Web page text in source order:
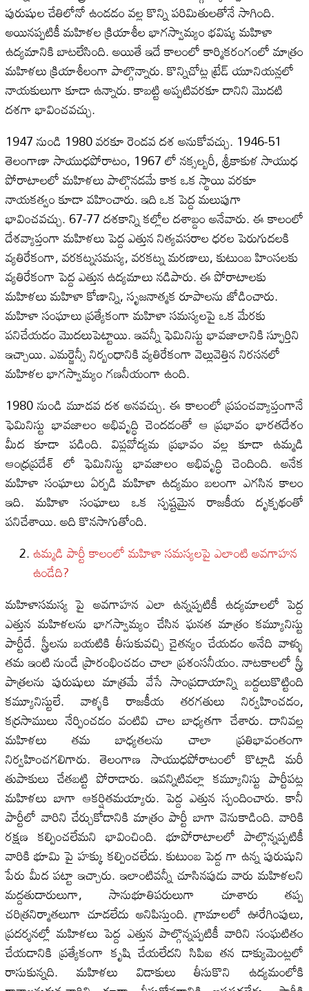
పురుషుల చేతిలోనో ఉండడం వల్ల కొన్ని పరిమితులతోనే సాగింది.
అయినప్పటికీ మహిళల క్రియాశీల భాగస్వామ్యం భవిష్య మహిళా
ఉద్యమానికి బాటలేసింది. అయితే ఇదే కాలంలో కార్మికరంగంలో మాత్రం
మహిళలు క్రియాశీలంగా పాల్గొన్నారు. కొన్నిచోట్ల ట్రేడ్ యూనియన్లలో
నాయకులుగా కూడా ఉన్నారు. కాబట్టి అప్పటివరకూ దానిని మొదటి
దశగా భావించవచ్చు.
1947 నుండి 1980 వరకూ రెండవ దశ అనుకోవచ్చు. 1946-51
తెలంగాణా సాయుధపోరాటం, 1967 లో నక్సల్బరీ, శ్రీకాకుళ సాయుధ
పోరాటాలలో మహిళలు పాల్గొనడమే కాక ఒక స్థాయి వరకూ
నాయకత్వం కూడా వహించారు. ఇది ఒక పెద్ద మలుపుగా
భావించవచ్చు. 67-77 దశకాన్ని కల్లోల దశాబ్దం అనేవారు. ఈ కాలంలో
దేశవ్యాప్తంగా మహిళలు పెద్ద ఎత్తున నిత్యవసరాల ధరల పెరుగుదలకి
వ్యతిరేకంగా, వరకట్నసమస్య, వరకట్న మరణాలు, కుటుంబ హింసలకు
వ్యతిరేకంగా పెద్ద ఎత్తున ఉద్యమాలు నడిపారు. ఈ పోరాటాలకు
మహిళలు మహిళా కోణాన్ని, సృజనాత్మక రూపాలను జోడించారు.
మహిళా సంఘాలు ప్రత్యేకంగా మహిళా సమస్యలపై ఒక మేరకు
పనిచేయడం మొదలుపెట్టాయి. ఇవన్నీ ఫెమినిస్టు భావజాలానికి స్ఫూర్తిని
ఇచ్చాయి. ఎమర్జెన్సీ నిర్బంధానికి వ్యతిరేకంగా వెల్లువెత్తిన నిరసనలో
మహిళల భాగస్వామ్యం గణనీయంగా ఉంది.
1980 నుండి మూడవ దశ అనవచ్చు. ఈ కాలంలో ప్రపంచవ్యాప్తంగానే
ఫెమినిస్టు భావజాలం అభివృద్ధి చెందడంతో ఆ ప్రభావం భారతదేశం
మీద కూడా పడింది. విప్లవోద్యమ ప్రభావం వల్ల కూడా ఉమ్మడి
ఆంధ్రప్రదేశ్ లో ఫెమినిస్టు భావజాలం అభివృద్ధి చెందింది. అనేక
మహిళా సంఘాలు ఏర్పడి మహిళా ఉద్యమం బలంగా ఎగసిన కాలం
ఇది. మహిళా సంఘాలు ఒక స్పష్టమైన రాజకీయ దృక్పథంతో
పనిచేశాయి. అది కొనసాగుతోంది.
ఉమ్మడి పార్టీ కాలంలో మహిళా సమస్యలపై ఎలాంటి అవగాహన
ఉండేది?
మహిళాసమస్య పై అవగాహన ఎలా ఉన్నప్పటికీ ఉద్యమాలలో పెద్ద
ఎత్తున మహిళలను భాగస్వామ్యం చేసిన ఘనత మాత్రం కమ్యూనిస్టు
పార్టీదే. స్త్రీలను బయటికి తీసుకువచ్చి చైతన్యం చేయడం అనేది వాళ్ళు
తమ ఇంటి నుండే ప్రారంభించడం చాలా ప్రశంసనీయం. నాటకాలలో స్త్రీ
పాత్రలను పురుషులు మాత్రమే వేసే సాంప్రదాయాన్ని బద్దలుకొట్టింది
కమ్యూనిస్టులే. వాళ్ళకి రాజకీయ తరగతులు నిర్వహించడం,
కర్రసాములు నేర్పించడం వంటివి చాల బాధ్యతగా చేశారు. దానివల్ల
మహిళలు తమ బాధ్యతలను చాలా ప్రతిభావంతంగా
నిర్వహించగలిగారు. తెలంగాణ సాయుధపోరాటంలో కొట్లాడి మరీ
తుపాకులు చేతబట్టి పోరాడారు. ఇవన్నిటివల్లా కమ్యూనిస్టు పార్టీపట్ల
మహిళలు బాగా ఆకర్షితమయ్యారు. పెద్ద ఎత్తున స్పందించారు. కానీ
పార్టీలో వారిని చేర్చుకోడానికి మాత్రం పార్టీ బాగా వెనుకాడింది. వారికి
రక్షణ కల్పించలేమని భావించింది. భూపోరాటాలలో పాల్గొన్నప్పటికీ
వారికి భూమి పై హక్కు కల్పించలేదు. కుటుంబ పెద్ద గా ఉన్న పురుషుని
పేరు మీద పట్టా ఇచ్చారు. ఇలాంటివన్నీ చూసినపుడు వారు మహిళలని
మద్దతుదారులుగా, సానుభూతిపరులుగా చూశారు తప్ప
చరిత్రనిర్మాతలుగా చూడలేదు అనిపిస్తుంది. గ్రామాలలో ఊరేగింపులు,
ప్రదర్శనల్లో మహిళలు పెద్ద ఎత్తున పాల్గొన్నప్పటికీ వారిని సంఘటితం
చేయడానికి ప్రత్యేకంగా కృషి చేయలేదని సి‌పి‌ఐ తన డాక్యుమెంట్లలో
రాసుకున్నది. మహిళలు విడాకులు తీసుకొని ఉద్యమంలోకి